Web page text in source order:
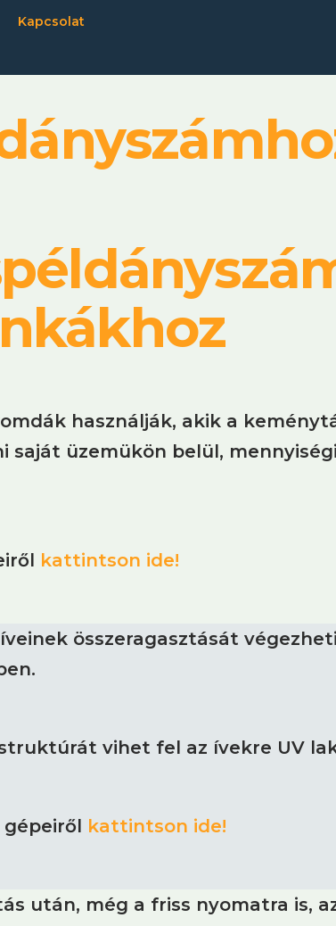
Kapcsolat
használják, akik a
saját üzemükön belül,
kattintson ide!
összeragasztását
vihet fel az ívekre UV
kattintson ide!
után, még a friss nyomatra is,